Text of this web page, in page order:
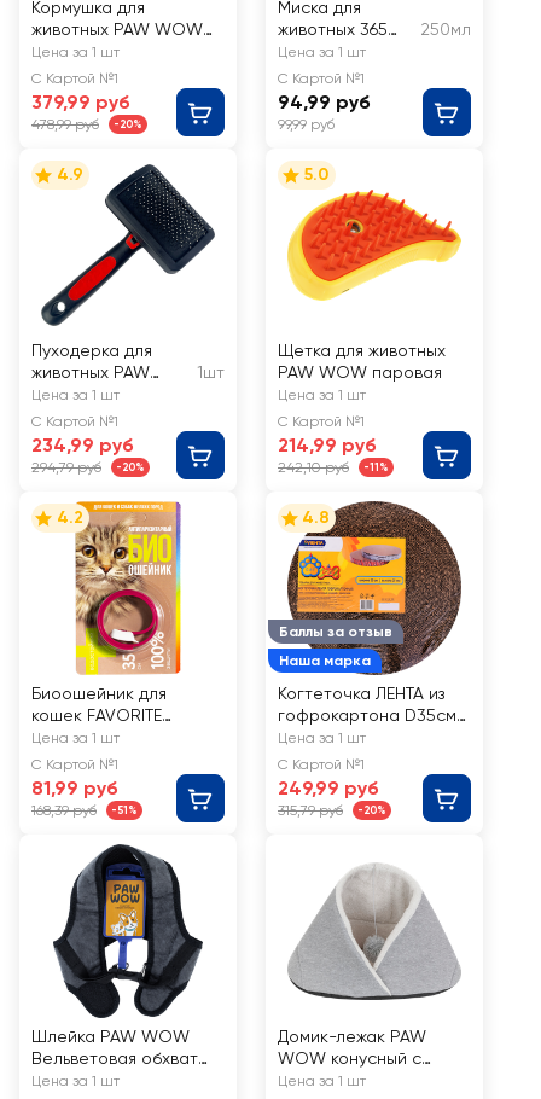
Кормушка для
животных PAW WOW
Двойная пластиковая
с металлическими
мисками
Цена за 1 шт
С Картой №1
379,99 руб
478,99 руб -20%
Миска для
животных 365
ДНЕЙ Кошка
250мл
250мл
Цена за 1 шт
С Картой №1
94,99 руб
99,99 руб
4.9
Пуходерка для
животных PAW
WOW
1шт
Цена за 1 шт
С Картой №1
234,99 руб
294,79 руб -20%
5.0
Щетка для животных
PAW WOW паровая
Цена за 1 шт
С Картой №1
214,99 руб
242,10 руб -11%
4.2
Биоошейник для
кошек FAVORITE
Антипаразитарный от
блох и клещей, 35см
Цена за 1 шт
С Картой №1
81,99 руб
168,39 руб -51%
Баллы за отзыв
Наша марка
4.8
Когтеточка ЛЕНТА из
гофрокартона D35см,
Арт. ЛЕ840012
Цена за 1 шт
С Картой №1
249,99 руб
315,79 руб -20%
Шлейка PAW WOW
Вельветовая обхват
40–45см, трехслойная
Цена за 1 шт
Домик-лежак PAW
WOW конусный с
помпоном 35х46х35см,
Цена за 1 шт